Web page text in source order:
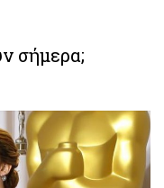
σήμερα;